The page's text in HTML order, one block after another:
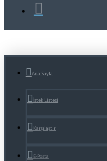
Ana Sayfa
İstek Listesi
Karşılaştır
E-Posta